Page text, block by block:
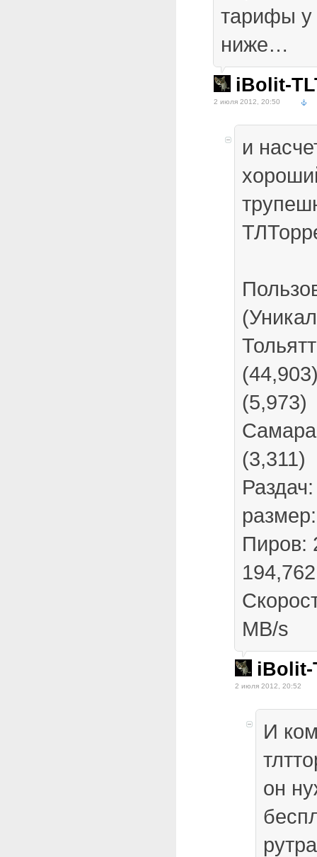
тарифы у
ниже…
iBolit-
2 июля 2012, 20:50
и
(5,973)
(3,311)
Пиров:
MB/s
iBolit-
2 июля 2012, 20:52
И
он